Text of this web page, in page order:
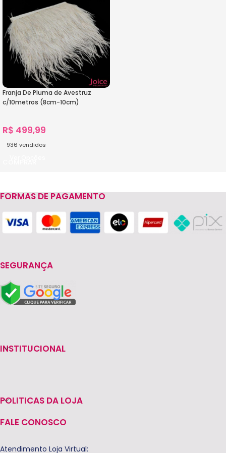
Franja De Pluma de Avestruz
c/10metros (8cm-10cm)
R$ 499,99
936 vendidos
FORMAS DE PAGAMENTO
SEGURANÇA
INSTITUCIONAL
POLITICAS DA LOJA
FALE CONOSCO
Atendimento Loja Virtual: